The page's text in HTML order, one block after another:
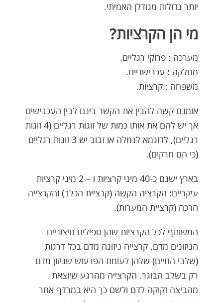
יותר גדולות מגודלן האמיתי.
מי הן הקרציות?
מערכה : פרוקי רגליים.
מחלקה : עכבישניים.
משפחה : קרציות.
אומנם קשה להבין את הקשר בינם לבין העכבישים
אך יש להם את אותו כמות של זוגות רגליים (4 זוגות
רגליים), לדוגמא לנמלה או זבוב יש 3 זוגות רגליים
(כי הם חרקים).
בארץ ישנם כ-40 מיני קרציות ו – 2 מיני קרציות
עיקריים: הקרציה הקשה (קרציית הכלב) והקרצייה
הרכה (קרציית המערות).
המשותף לכל הקרציות שהן טפילים חיצוניים
הניזונים מדם, קרצייה ניזונה מדם בכל דרגות
(שלבי החיים) שלהן לעומת הפרעוש שניזון מדם
רק בשלב הבוגר. הקרצייה מהרגע שיוצאת
מהביצה זקוקה לדם ולשם כך היא במרדף אחר